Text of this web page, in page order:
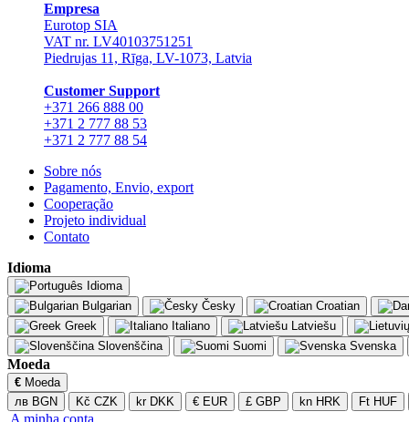
Empresa
Eurotop SIA
VAT nr. LV40103751251
Piedrujas 11, Rīga, LV-1073, Latvia
Сustomer Support
+371 266 888 00
+371 2 777 88 53
+371 2 777 88 54
Sobre nós
Pagamento, Envio, export
Cooperação
Projeto individual
Contato
Idioma
Idioma
Bulgarian
Česky
Croatian
Greek
Italiano
Latviešu
Slovenščina
Suomi Svenska
Moeda
€ Moeda
лв BGN
Kč CZK kr DKK € EUR £ GBP kn HRK Ft HUF
A minha conta